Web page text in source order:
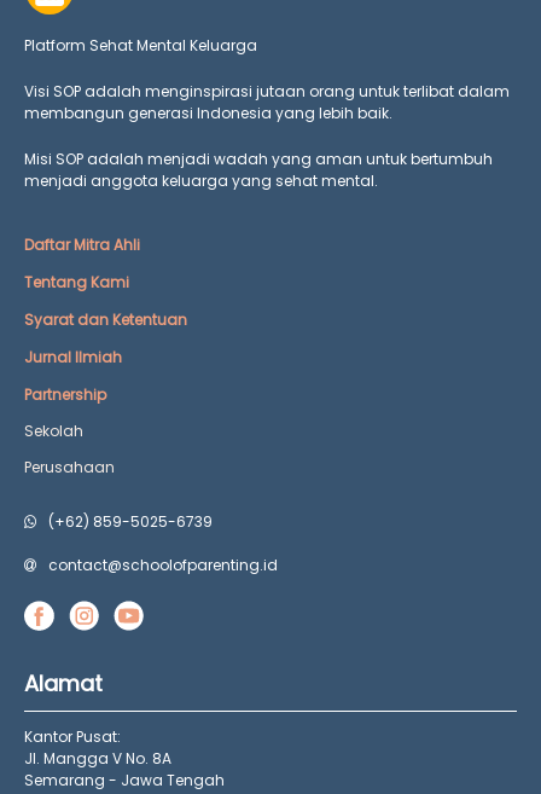
Platform Sehat Mental Keluarga
Visi SOP adalah menginspirasi jutaan orang untuk terlibat dalam
membangun generasi Indonesia yang lebih baik.
Misi SOP adalah menjadi wadah yang aman untuk bertumbuh
menjadi anggota keluarga yang sehat mental.
Daftar Mitra Ahli
Tentang Kami
Syarat dan Ketentuan
Jurnal Ilmiah
Partnership
Sekolah
Perusahaan
(+62) 859-5025-6739
contact@schoolofparenting.id
Alamat
Kantor Pusat:
Jl. Mangga V No. 8A
Semarang - Jawa Tengah